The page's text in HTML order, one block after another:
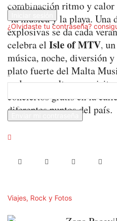
tu contraseña
¿Olvidaste tu contraseña?
Recuperación
Recupera tu contraseña
tu correo electrónico
Viajes, Rock y Fotos
combinación ritmo y calor
la música y la playa. Una
explosivas se da cada
celebra el Isle of MTV,
música, noche, diversión y
plato fuerte del Malta
en la que malteses y
conciertos gratis en la
diferentes puntos del país.